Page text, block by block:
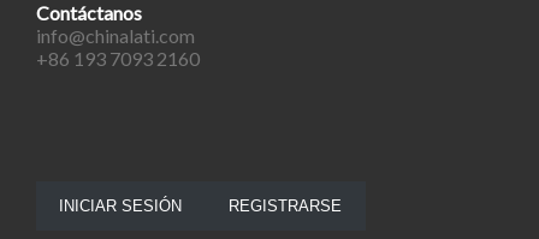
Contáctanos
info@chinalati.com
+86 193 7093 2160
INICIAR SESIÓN REGISTRARSE